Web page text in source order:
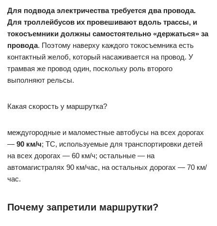
Для подвода электричества требуется два провода.
Для троллейбусов их провешивают вдоль трассы, и
токосъемники должны самостоятельно «держаться» за
провода. Поэтому наверху каждого токосъемника есть
контактный желоб, который насаживается на провод. У
трамвая же провод один, поскольку роль второго
выполняют рельсы.
Какая скорость у маршрутка?
междугородные и маломестные автобусы на всех дорогах
— 90 км/ч; ТС, используемые для транспортировки детей
на всех дорогах — 60 км/ч; остальные — на
автомагистралях 90 км/час, на остальных дорогах — 70 км/
час.
Почему запретили маршрутки?